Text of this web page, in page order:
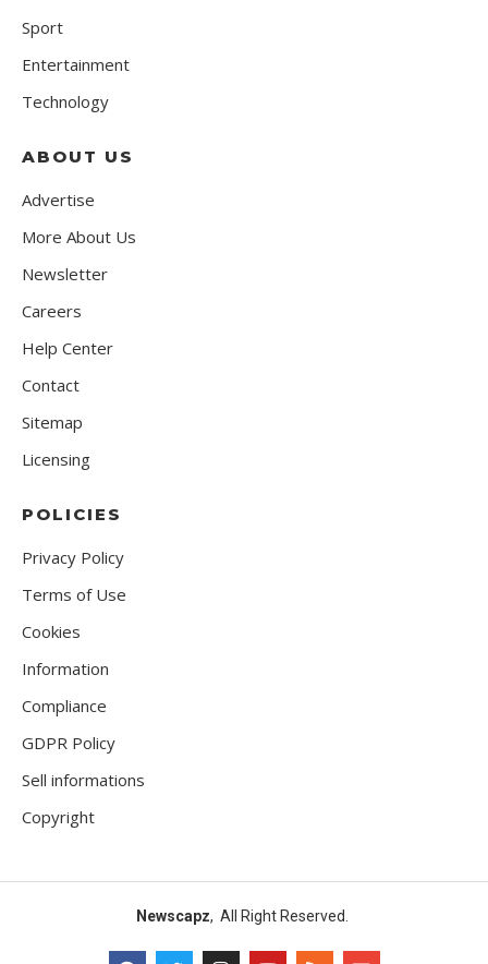
Sport
Entertainment
Technology
ABOUT US
Advertise
More About Us
Newsletter
Careers
Help Center
Contact
Sitemap
Licensing
POLICIES
Privacy Policy
Terms of Use
Cookies
Information
Compliance
GDPR Policy
Sell informations
Copyright
Newscapz, All Right Reserved.